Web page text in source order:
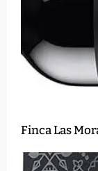
Finca Las